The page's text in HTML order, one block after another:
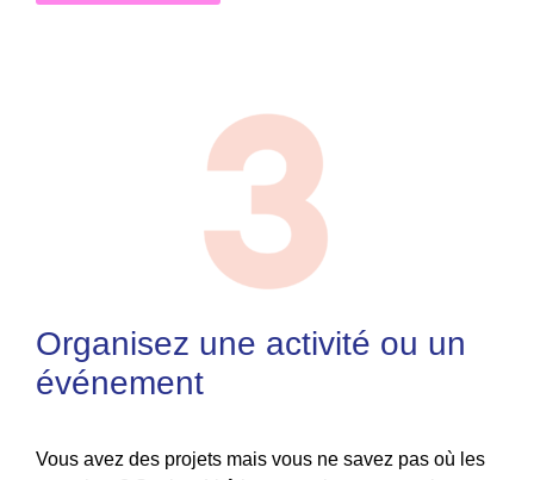
Organisez une activité ou un
événement
Vous avez des projets mais vous ne savez pas où les